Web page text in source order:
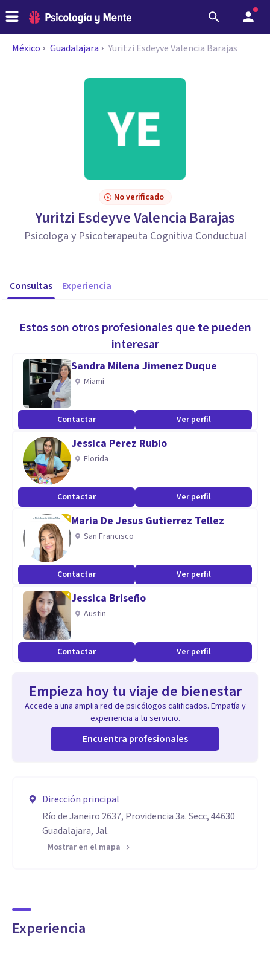
México Guadalajara Yuritzi Esdeyve Valencia Barajas
No verificado
Yuritzi Esdeyve Valencia Barajas
Psicologa y Psicoterapeuta Cognitiva Conductual
Consultas Experiencia
Estos son otros profesionales que te pueden
interesar
Sandra Milena Jimenez Duque
Miami
Contactar Ver perfil
Jessica Perez Rubio
Florida
Contactar Ver perfil
Maria De Jesus Gutierrez Tellez
San Francisco
Contactar Ver perfil
Jessica Briseño
Austin
Contactar Ver perfil
Empieza hoy tu viaje de bienestar
Accede a una amplia red de psicólogos calificados. Empatía y
experiencia a tu servicio.
Encuentra profesionales
Dirección principal
Río de Janeiro 2637, Providencia 3a. Secc, 44630
Guadalajara, Jal.
Mostrar en el mapa
Experiencia